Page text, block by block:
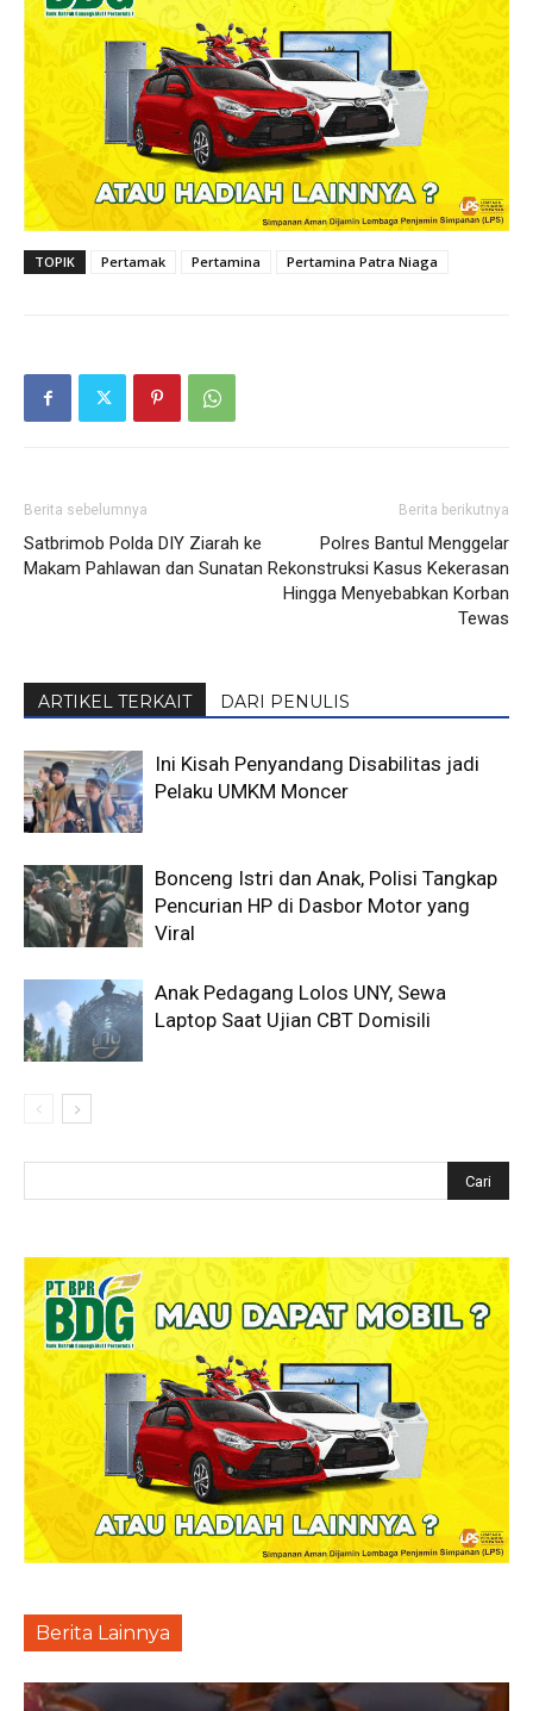
TOPIK Pertamak Pertamina Pertamina Patra Niaga
Berita sebelumnya
Satbrimob Polda DIY Ziarah ke
Makam Pahlawan dan Sunatan
Berita berikutnya
Polres Bantul Menggelar
Rekonstruksi Kasus Kekerasan
Hingga Menyebabkan Korban
Tewas
ARTIKEL TERKAIT DARI PENULIS
Ini Kisah Penyandang Disabilitas jadi
Pelaku UMKM Moncer
Bonceng Istri dan Anak, Polisi Tangkap
Pencurian HP di Dasbor Motor yang
Viral
Anak Pedagang Lolos UNY, Sewa
Laptop Saat Ujian CBT Domisili
Berita Lainnya